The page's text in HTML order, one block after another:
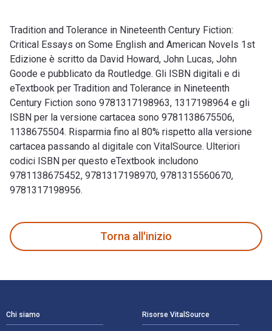
Tradition and Tolerance in Nineteenth Century Fiction:
Critical Essays on Some English and American Novels 1st
Edizione è scritto da David Howard, John Lucas, John
Goode e pubblicato da Routledge. Gli ISBN digitali e di
eTextbook per Tradition and Tolerance in Nineteenth
Century Fiction sono 9781317198963, 1317198964 e gli
ISBN per la versione cartacea sono 9781138675506,
1138675504. Risparmia fino al 80% rispetto alla versione
cartacea passando al digitale con VitalSource. Ulteriori
codici ISBN per questo eTextbook includono
9781138675452, 9781317198970, 9781315560670,
9781317198956.
Torna all'inizio
Chi siamo Risorse VitalSource